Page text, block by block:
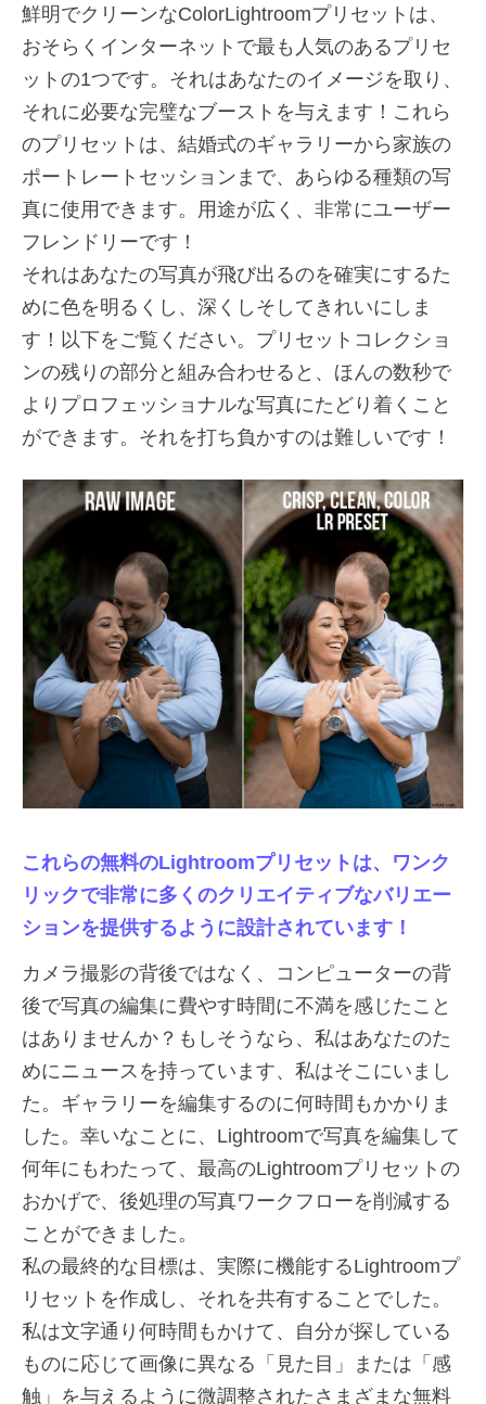
鮮明でクリーンなColorLightroomプリセットは、
おそらくインターネットで最も人気のあるプリセ
ットの1つです。それはあなたのイメージを取り、
それに必要な完璧なブーストを与えます！これら
のプリセットは、結婚式のギャラリーから家族の
ポートレートセッションまで、あらゆる種類の写
真に使用できます。用途が広く、非常にユーザー
フレンドリーです！
それはあなたの写真が飛び出るのを確実にするた
めに色を明るくし、深くしそしてきれいにしま
す！以下をご覧ください。プリセットコレクショ
ンの残りの部分と組み合わせると、ほんの数秒で
よりプロフェッショナルな写真にたどり着くこと
ができます。それを打ち負かすのは難しいです！
これらの無料のLightroomプリセットは、ワンク
リックで非常に多くのクリエイティブなバリエー
ションを提供するように設計されています！
カメラ撮影の背後ではなく、コンピューターの背
後で写真の編集に費やす時間に不満を感じたこと
はありませんか？もしそうなら、私はあなたのた
めにニュースを持っています、私はそこにいまし
た。ギャラリーを編集するのに何時間もかかりま
した。幸いなことに、Lightroomで写真を編集して
何年にもわたって、最高のLightroomプリセットの
おかげで、後処理の写真ワークフローを削減する
ことができました。
私の最終的な目標は、実際に機能するLightroomプ
リセットを作成し、それを共有することでした。
私は文字通り何時間もかけて、自分が探している
ものに応じて画像に異なる「見た目」または「感
触」を与えるように微調整されたさまざまな無料